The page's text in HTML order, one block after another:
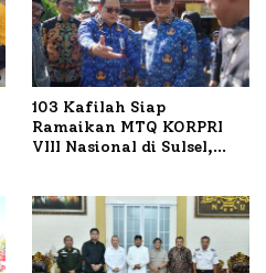
103 Kafilah Siap
Ramaikan MTQ KORPRI
VIII Nasional di Sulsel,